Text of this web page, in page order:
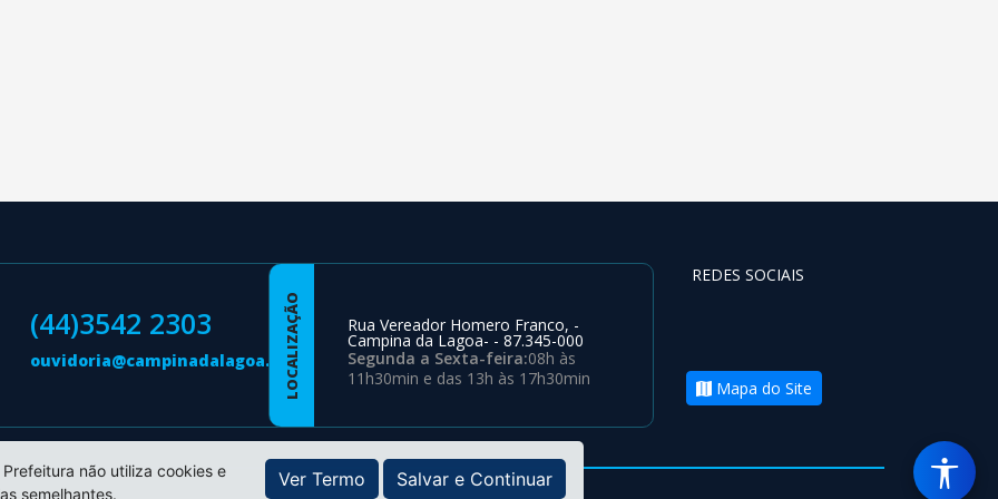
não utiliza cookies e
semelhantes.
Ver Termo Salvar e Continuar
(44)3542 2303
ouvidoria@campinadalagoa.pr.gov.br
LOCALIZAÇÃO Rua Vereador Homero Franco, -
Campina da Lagoa- - 87.345-000
Segunda a Sexta-feira:08h às
11h30min e das 13h às 17h30min
REDES SOCIAIS
Mapa do Site